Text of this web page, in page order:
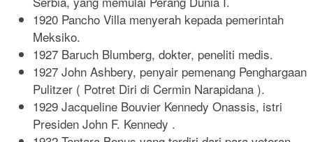
1920 Pancho Villa menyerah kepada pemerintah
Meksiko.
1927 Baruch Blumberg, dokter, peneliti medis.
1927 John Ashbery, penyair pemenang Penghargaan
Pulitzer ( Potret Diri di Cermin Narapidana ).
1929 Jacqueline Bouvier Kennedy Onassis, istri
Presiden John F. Kennedy .